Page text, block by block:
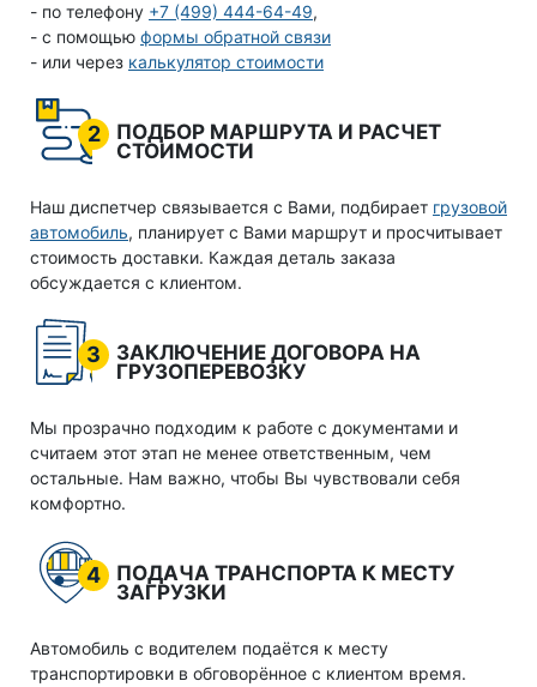
- по телефону +7 (499) 444-64-49,
- с помощью формы обратной связи
- или через калькулятор стоимости
2
ПОДБОР МАРШРУТА И РАСЧЕТ
СТОИМОСТИ
Наш диспетчер связывается с Вами, подбирает грузовой
автомобиль, планирует с Вами маршрут и просчитывает
стоимость доставки. Каждая деталь заказа
обсуждается с клиентом.
3
ЗАКЛЮЧЕНИЕ ДОГОВОРА НА
ГРУЗОПЕРЕВОЗКУ
Мы прозрачно подходим к работе с документами и
считаем этот этап не менее ответственным, чем
остальные. Нам важно, чтобы Вы чувствовали себя
комфортно.
4
ПОДАЧА ТРАНСПОРТА К МЕСТУ
ЗАГРУЗКИ
Автомобиль с водителем подаётся к месту
транспортировки в обговорённое с клиентом время.